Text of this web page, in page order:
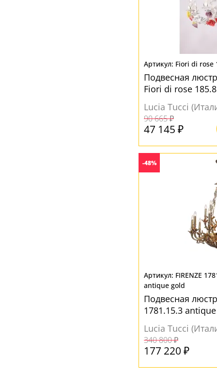
Fiori di rose
Подвесная
Fiori di rose 185.8
Lucia Tucci
90 665 ₽
47 145 ₽
-48%
FIRENZE
antique gold
Подвесная
1781.15.3
Lucia Tucci
340 800 ₽
177 220 ₽